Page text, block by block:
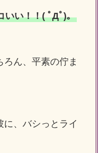
いい！！( ﾟДﾟ)。
ろん、平素の佇ま
、バシっとライ